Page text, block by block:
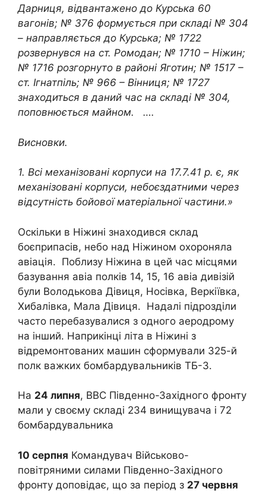
Дарниця, відвантажено до Курська 60
вагонів; № 376 формується при складі № 304
– направляється до Курська; № 1722
розвернувся на ст. Ромодан; № 1710 – Ніжин;
№ 1716 розгорнуто в районі Яготин; № 1517 –
ст. Ігнатпіль; № 966 – Вінниця; № 1727
знаходиться в даний час на складі № 304,
поповнюється майном. ….
Висновки.
1. Всі механізовані корпуси на 17.7.41 р. є, як
механізовані корпуси, небоєздатними через
відсутність бойової матеріальної частини.»
Оскільки в Ніжині знаходився склад
боєприпасів, небо над Ніжином охороняла
авіація. Поблизу Ніжина в цей час місцями
базування авіа полків 14, 15, 16 авіа дивізій
були Володькова Дівиця, Носівка, Веркіївка,
Хибалівка, Мала Дівиця. Надалі підрозділи
часто перебазувалися з одного аеродрому
на інший. Наприкінці літа в Ніжині з
відремонтованих машин сформували 325-й
полк важких бомбардувальників ТБ-3.
На 24 липня, ВВС Південно-Західного фронту
мали у своєму складі 234 винищувача і 72
бомбардувальника
10 серпня Командувач Військово-
повітряними силами Південно-Західного
фронту доповідає, що за період з 27 червня